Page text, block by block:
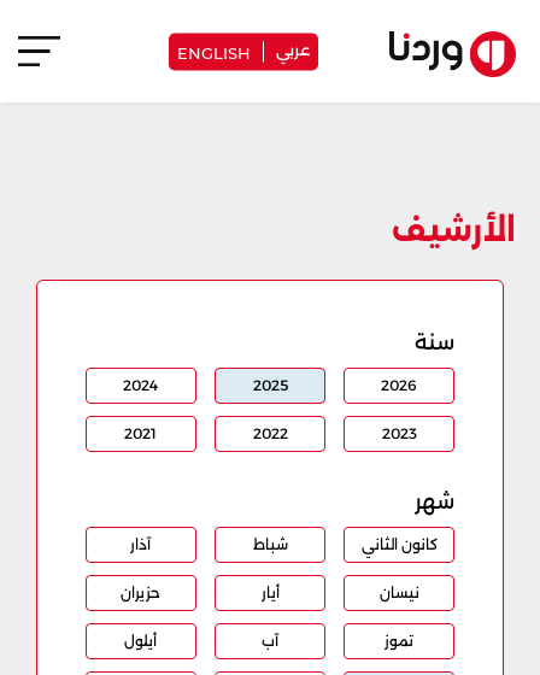
عربي ENGLISH
الأرشيف
سنة
2026
2025
2024
2023
2022
2021
شهر
كانون الثاني شباط آذار
نيسان أيار حزيران
تموز آب أيلول